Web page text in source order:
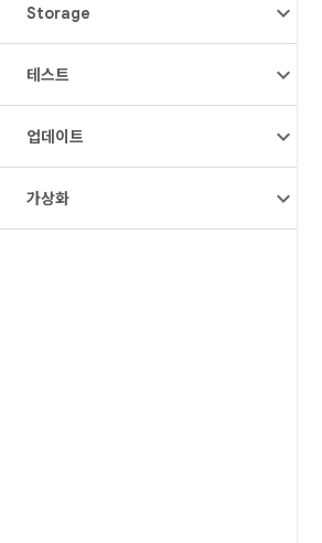
Storage
테스트
업데이트
가상화